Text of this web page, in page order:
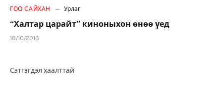
ГОО САЙХАН Урлаг
“Халтар царайт” киноныхон өнөө үед
18/10/2016
Сэтгэгдэл хаалттай